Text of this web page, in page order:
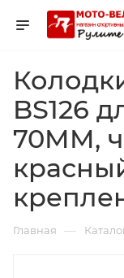
BS126
70MM,
Главная —